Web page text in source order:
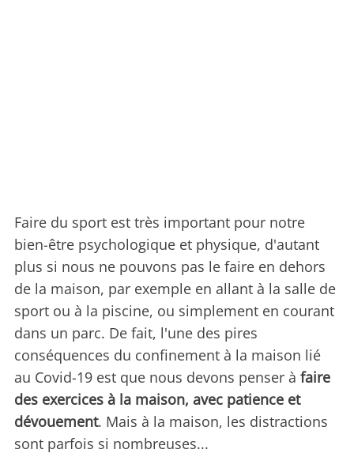
Faire du sport est très important pour notre
bien-être psychologique et physique, d'autant
plus si nous ne pouvons pas le faire en dehors
de la maison, par exemple en allant à la salle de
sport ou à la piscine, ou simplement en courant
dans un parc. De fait, l'une des pires
conséquences du confinement à la maison lié
au Covid-19 est que nous devons penser à faire
des exercices à la maison, avec patience et
dévouement. Mais à la maison, les distractions
sont parfois si nombreuses...